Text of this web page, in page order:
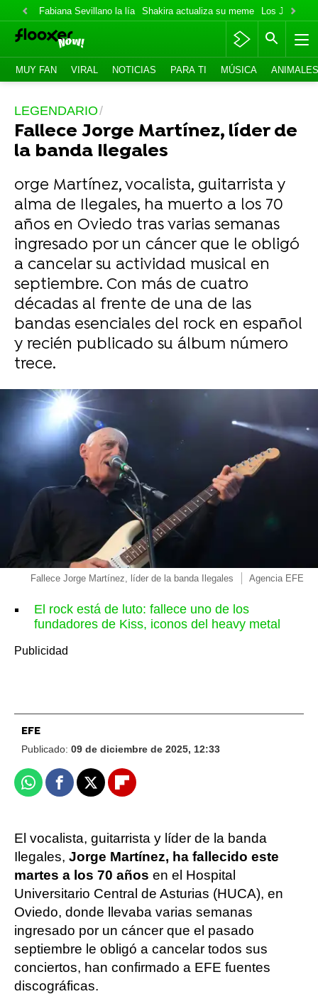
Fabiana Sevillano la lía Shakira actualiza su meme Los Jonas
MUY FAN VIRAL NOTICIAS PARA TI MÚSICA ANIMALES
LEGENDARIO
Fallece Jorge Martínez, líder de
la banda Ilegales
orge Martínez, vocalista, guitarrista y
alma de Ilegales, ha muerto a los 70
años en Oviedo tras varias semanas
ingresado por un cáncer que le obligó
a cancelar su actividad musical en
septiembre. Con más de cuatro
décadas al frente de una de las
bandas esenciales del rock en español
y recién publicado su álbum número
trece.
Fallece Jorge Martínez, líder de la banda Ilegales Agencia EFE
El rock está de luto: fallece uno de los
fundadores de Kiss, iconos del heavy metal
EFE
Publicado: 09 de diciembre de 2025, 12:33
WhatsappFacebook
X Flipboard
El vocalista, guitarrista y líder de la banda
Ilegales, Jorge Martínez, ha fallecido este
martes a los 70 años en el Hospital
Universitario Central de Asturias (HUCA), en
Oviedo, donde llevaba varias semanas
ingresado por un cáncer que el pasado
septiembre le obligó a cancelar todos sus
conciertos, han confirmado a EFE fuentes
discográficas.